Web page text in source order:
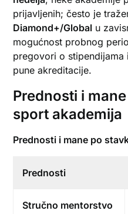
prijavljenih; često je
Diamond+/Global u
mogućnost probnog
pregovori o
pune akreditacije.
Prednosti i
sport akademija
Prednosti i mane po
Prednosti
Stručno mentorstvo